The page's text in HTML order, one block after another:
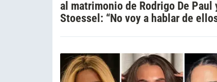
al matrimonio de Rodrigo De Paul
Stoessel: “No voy a hablar de